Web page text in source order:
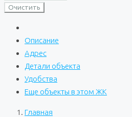
Очистить
Описание
Адрес
Детали объекта
Удобства
Еще объекты в этом ЖК
Главная